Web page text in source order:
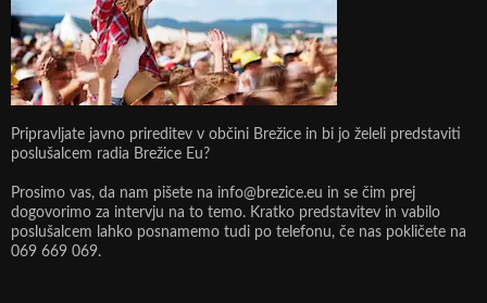
Pripravljate javno prireditev v občini Brežice in bi jo želeli predstaviti
poslušalcem radia Brežice Eu?
Prosimo vas, da nam pišete na info@brezice.eu in se čim prej
dogovorimo za intervju na to temo. Kratko predstavitev in vabilo
poslušalcem lahko posnamemo tudi po telefonu, če nas pokličete na
069 669 069.